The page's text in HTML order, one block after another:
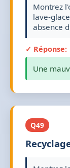
Montrez
lave-
absence
✓ Réponse:
Une
Q49